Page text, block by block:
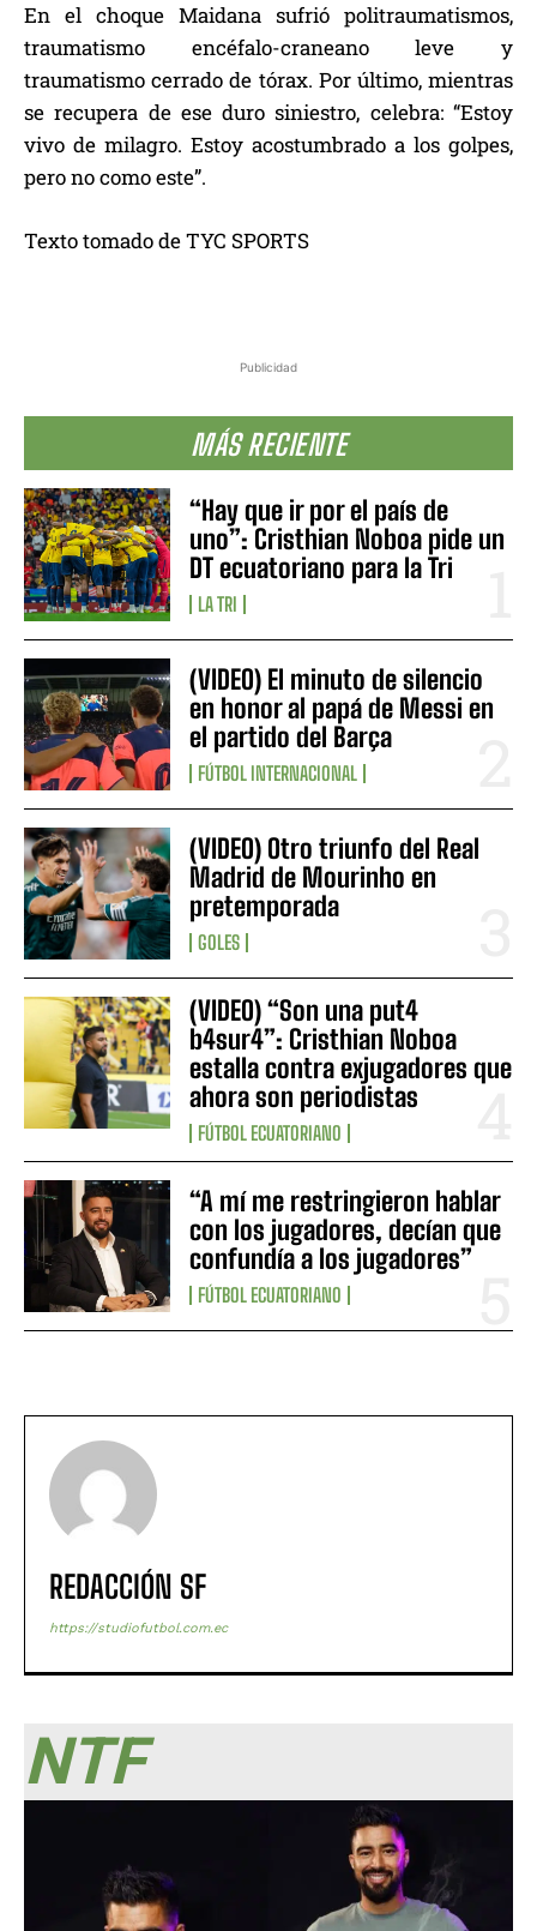
Publicidad
MÁS RECIENTE
“Hay que ir por el país de
uno”: Cristhian Noboa pide un
DT ecuatoriano para la Tri
LA TRI
(VIDEO) El minuto de silencio
en honor al papá de Messi en
el partido del Barça
FÚTBOL INTERNACIONAL
(VIDEO) Otro triunfo del Real
Madrid de Mourinho en
pretemporada
GOLES
(VIDEO) “Son una put4
b4sur4”: Cristhian Noboa
estalla contra exjugadores que
ahora son periodistas
FÚTBOL ECUATORIANO
“A mí me restringieron hablar
con los jugadores, decían que
confundía a los jugadores”
FÚTBOL ECUATORIANO
En el choque Maidana sufrió politraumatismos,
traumatismo encéfalo-craneano leve y
traumatismo cerrado de tórax. Por último, mientras
se recupera de ese duro siniestro, celebra: “Estoy
vivo de milagro. Estoy acostumbrado a los golpes,
pero no como este”.
Texto tomado de TYC SPORTS
REDACCIÓN SF
https://studiofutbol.com.ec
NTF